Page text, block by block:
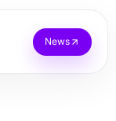
News